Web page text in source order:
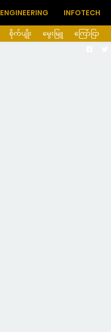
ENGINEERING INFOTECH
စိုက်ပျိုး မွေးမြူ ကြော်ငြာ